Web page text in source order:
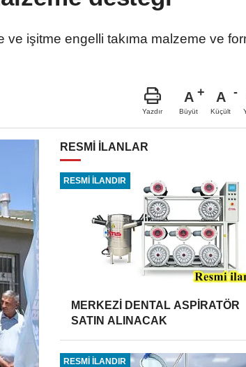
işitme engelli takıma malzeme ve
Yazdır
A
Büyüt
A
Küçült
RESMİ İLANLAR
RESMİ İLANDIR
MERKEZİ DENTAL ASPİRATÖR
SATIN ALINACAK
RESMİ İLANDIR